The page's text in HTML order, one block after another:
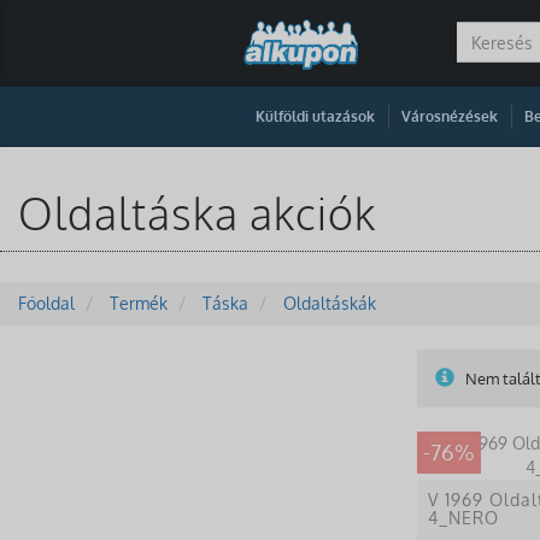
Külföldi utazások Városnézések
Oldaltáska akciók
Főoldal Termék Táska Oldaltáskák
Nem
-76%
V 1969
4_NERO